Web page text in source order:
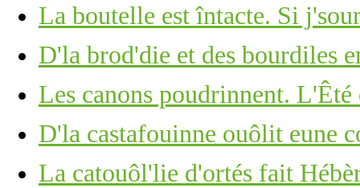
La boutelle est întacte. Si
D'la brod'die et des bourdiles
Les canons poudrinnent.
D'la castafouinne ouôlit eune
La catouôl'lie d'ortés fait